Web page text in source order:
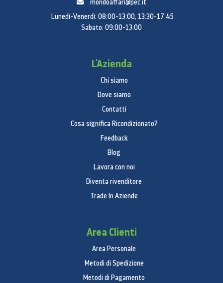
mondoaffari@pec.it
Lunedì-Venerdì: 08:00-13:00, 13:30-17:45
Sabato: 09:00-13:00
L'Azienda
Chi siamo
Dove siamo
Contatti
Cosa significa Ricondizionato?
Feedback
Blog
Lavora con noi
Diventa rivenditore
Trade In Aziende
Area Clienti
Area Personale
Metodi di Spedizione
Metodi di Pagamento